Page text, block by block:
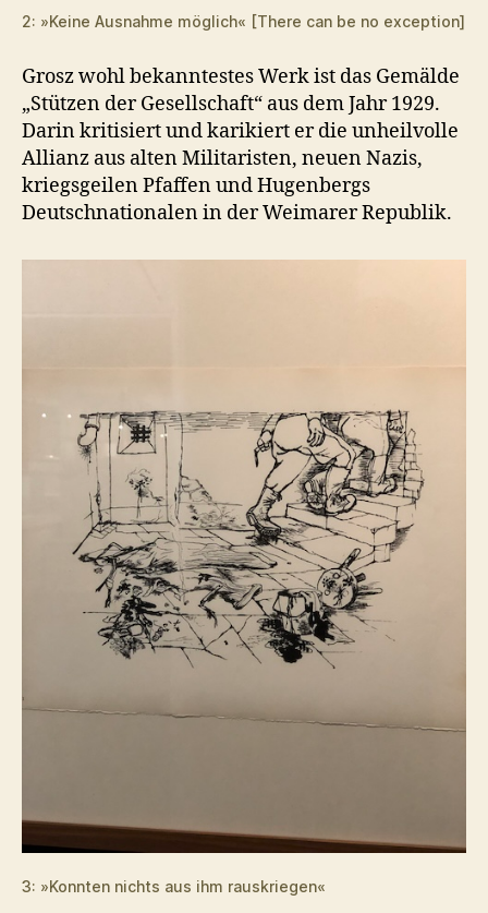
2: »Keine Ausnahme möglich« [There can be no exception]
Grosz wohl bekanntestes Werk ist das Gemälde
„Stützen der Gesellschaft“ aus dem Jahr 1929.
Darin kritisiert und karikiert er die unheilvolle
Allianz aus alten Militaristen, neuen Nazis,
kriegsgeilen Pfaffen und Hugenbergs
Deutschnationalen in der Weimarer Republik.
3: »Konnten nichts aus ihm rauskriegen«